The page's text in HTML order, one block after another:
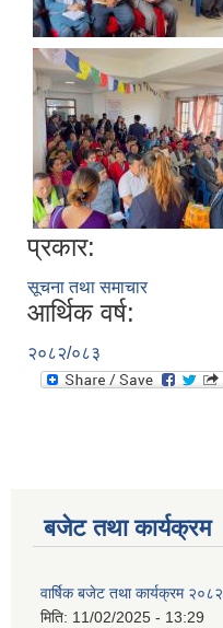
प्रकार:
सूचना तथा समाचार
आर्थिक वर्ष:
२०८२/०८३
बजेट तथा कार्यक्रम
वार्षिक बजेट तथा कार्यक्रम २०८२
मिति: 11/02/2025 - 13:29